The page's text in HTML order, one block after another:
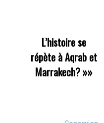
L’histoire se
répète à Aqrab et
Marrakech? »»